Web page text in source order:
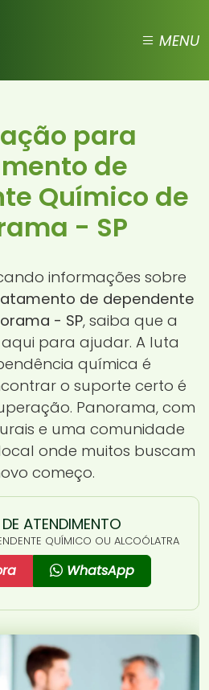
MENU
para
de
Químico de
- SP
informações sobre
de dependente
- SP, saiba que a
aqui para ajudar. A luta
química é
o suporte certo é
Panorama, com
e uma comunidade
onde muitos buscam
começo.
ATENDIMENTO
QUÍMICO OU ALCOÓLATRA
WhatsApp